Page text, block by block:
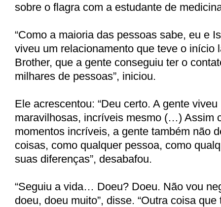
sobre o flagra com a estudante de
“Como a maioria das pessoas sabe, eu e
viveu um relacionamento que teve o início
Brother, que a gente conseguiu ter o
milhares de pessoas”, iniciou.
Ele acrescentou: “Deu certo. A gente
maravilhosas, incríveis mesmo (…) Assim
momentos incríveis, a gente também não
coisas, como qualquer pessoa, como
suas diferenças”, desabafou.
“Seguiu a vida… Doeu? Doeu. Não vou
doeu, doeu muito”, disse. “Outra coisa